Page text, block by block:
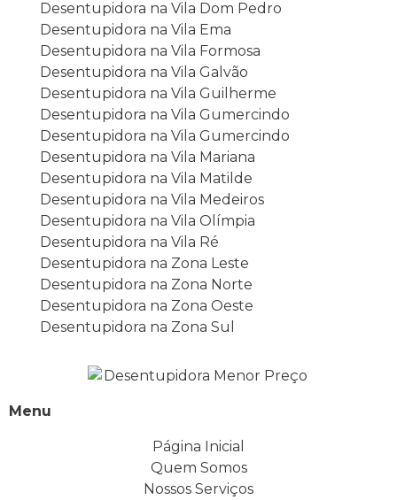
Desentupidora na Vila Dom Pedro
Desentupidora na Vila Ema
Desentupidora na Vila Formosa
Desentupidora na Vila Galvão
Desentupidora na Vila Guilherme
Desentupidora na Vila Gumercindo
Desentupidora na Vila Gumercindo
Desentupidora na Vila Mariana
Desentupidora na Vila Matilde
Desentupidora na Vila Medeiros
Desentupidora na Vila Olímpia
Desentupidora na Vila Ré
Desentupidora na Zona Leste
Desentupidora na Zona Norte
Desentupidora na Zona Oeste
Desentupidora na Zona Sul
Menu
Página Inicial
Quem Somos
Nossos Serviços